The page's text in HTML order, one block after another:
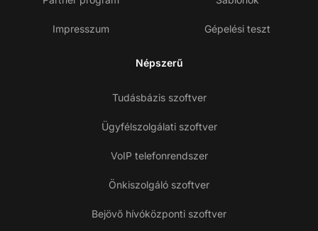
Impresszum Gépelési teszt
Népszerű
Tudásbázis szoftver
Ügyfélszolgálati szoftver
VoIP telefonrendszer
Önkiszolgáló szoftver
Bejövő hívóközponti szoftver